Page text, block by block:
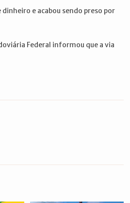
e acabou sendo preso por
Federal informou que a via